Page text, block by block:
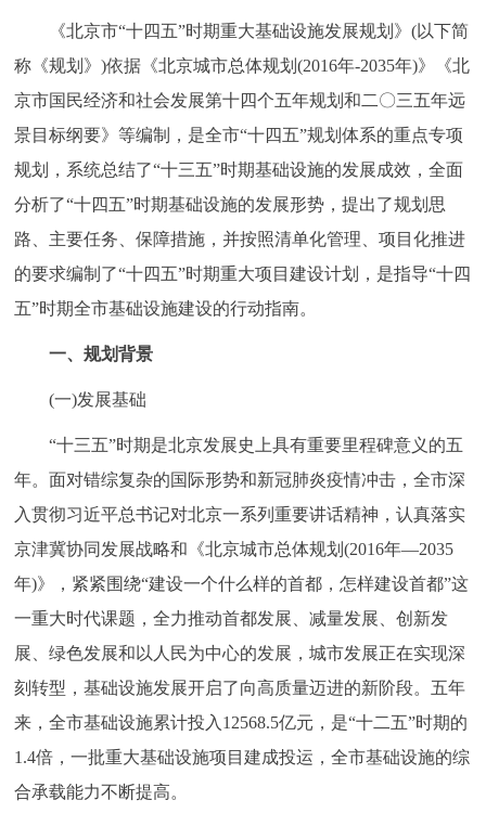
《北京市“十四五”时期重大基础设施发展规划》(以下简
称《规划》)依据《北京城市总体规划(2016年-2035年)》《北
京市国民经济和社会发展第十四个五年规划和二〇三五年远
景目标纲要》等编制，是全市“十四五”规划体系的重点专项
规划，系统总结了“十三五”时期基础设施的发展成效，全面
分析了“十四五”时期基础设施的发展形势，提出了规划思
路、主要任务、保障措施，并按照清单化管理、项目化推进
的要求编制了“十四五”时期重大项目建设计划，是指导“十四
五”时期全市基础设施建设的行动指南。
一、规划背景
(一)发展基础
“十三五”时期是北京发展史上具有重要里程碑意义的五
年。面对错综复杂的国际形势和新冠肺炎疫情冲击，全市深
入贯彻习近平总书记对北京一系列重要讲话精神，认真落实
京津冀协同发展战略和《北京城市总体规划(2016年—2035
年)》，紧紧围绕“建设一个什么样的首都，怎样建设首都”这
一重大时代课题，全力推动首都发展、减量发展、创新发
展、绿色发展和以人民为中心的发展，城市发展正在实现深
刻转型，基础设施发展开启了向高质量迈进的新阶段。五年
来，全市基础设施累计投入12568.5亿元，是“十二五”时期的
1.4倍，一批重大基础设施项目建成投运，全市基础设施的综
合承载能力不断提高。